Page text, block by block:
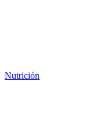
Nutrición